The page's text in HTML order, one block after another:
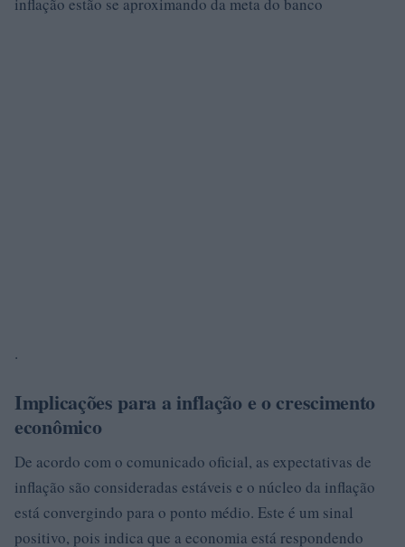
.
Implicações para a inflação e o crescimento
econômico
De acordo com o comunicado oficial, as expectativas de
inflação são consideradas estáveis e o núcleo da inflação
está convergindo para o ponto médio. Este é um sinal
positivo, pois indica que a economia está respondendo